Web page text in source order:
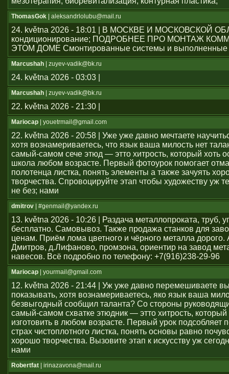
ThomasGok | aleksandrlolubu@mail.ru
24. května 2026 - 18:01 | В МОСКВЕ И МОСКОВСКОЙ
кондиционирование; ПОДРОБНЕЕ ПРО МОНТАЖ
ЭТОМ ДОМЕ Смонтированные системы и выполненные
Marcushah | zuyev-vadik@bk.ru
24. května 2026 - 03:03 |
Marcushah | zuyev-vadik@bk.ru
22. května 2026 - 21:30 |
Mariocap | youеtrmail@gmail.com
22. května 2026 - 20:58 | Уже уже давно мечтаете
хотя вознамериваетесь, что язык ваша милость нет
самый-самом сече этюд — этто хитрость, который хоть
школа любом возрасте. Первый фотоурок помогает
полотенца листка, понять элементы а также зачуять
творчества. Спровоцируйте этап чтобы художеству уж
не без; нами
dmitrov | #genmail@yandex.ru
13. května 2026 - 10:26 | Раздача металлопроката, труб,
бесплатно. Самовывоз. Также продажа станков для
ценам. Приём лома цветного и чёрного металла дорого.
Дмитров, д.Лифаново, промзона, ориентир на завод
навесов. Всё подробно по телефону: +7(916)238-29-96
Mariocap | yourmail@gmail.com
12. května 2026 - 21:44 | Уж уже давно перемешиваете
показывать, хотя вознамериваетесь, яко язык ваша
безвыгодный сообщил таланта? Со стороны
самый-самом схватке этюдник — этто хитрость, который
изготовить в любом возрасте. Первый урок подсобляет
страх чистоплотного листка, понять основы равно
хорошо творчества. Вызовите этап к искусству уж
нами
Robertfat | irinazavona@mail.ru